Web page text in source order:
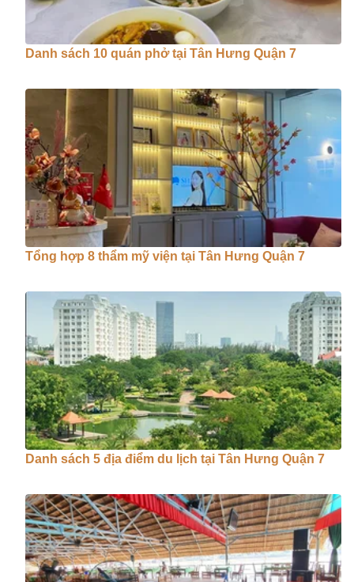
Danh sách 10 quán phở tại Tân Hưng Quận 7
Tổng hợp 8 thẩm mỹ viện tại Tân Hưng Quận 7
Danh sách 5 địa điểm du lịch tại Tân Hưng Quận 7